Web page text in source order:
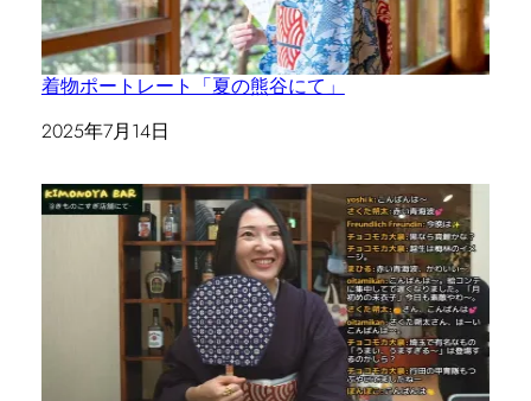
着物ポートレート「夏の熊谷にて」
日付
2025年7月14日